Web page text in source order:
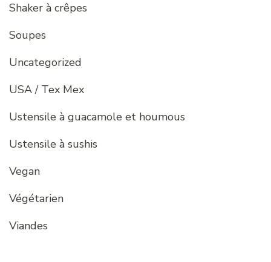
Shaker à crêpes
Soupes
Uncategorized
USA / Tex Mex
Ustensile à guacamole et houmous
Ustensile à sushis
Vegan
Végétarien
Viandes